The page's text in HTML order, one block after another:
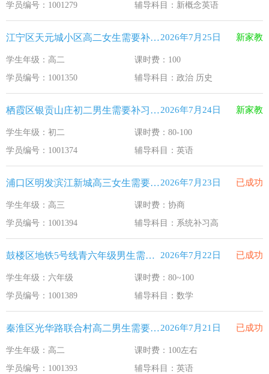
学员编号：1001279
辅导科目：新概念英语
江宁区天元城小区高二女生需要补习政治 历史2026年7月25日 新家教
学生年级：高二
课时费：100
学员编号：1001350
辅导科目：政治 历史
栖霞区银贡山庄初二男生需要补习英语2026年7月24日 新家教
学生年级：初二
课时费：80-100
学员编号：1001374
辅导科目：英语
浦口区明发滨江新城高三女生需要补习系统补习高2026年7月23日 已成功
学生年级：高三
课时费：协商
学员编号：1001394
辅导科目：系统补习高
鼓楼区地铁5号线青六年级男生需要补习数学 2026年7月22日 已成功
学生年级：六年级
课时费：80~100
学员编号：1001389
辅导科目：数学
秦淮区光华路联合村高二男生需要补习英语2026年7月21日 已成功
学生年级：高二
课时费：100左右
学员编号：1001393
辅导科目：英语